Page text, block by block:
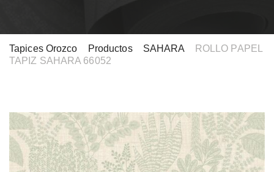
Tapices Orozco Productos> SAHARA
ROLLO PAPEL
TAPIZ SAHARA 66052